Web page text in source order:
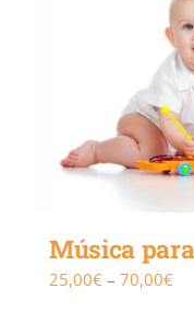
Música
25,00€ – 70,00€